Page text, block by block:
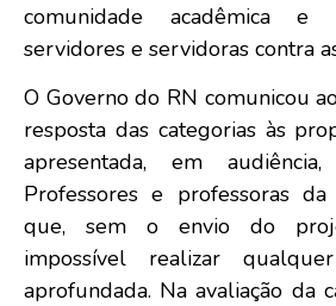
comunidade acadêmica e
servidores e servidoras contra
O Governo do RN comunicou
resposta das categorias às
apresentada, em
Professores e professoras
que, sem o envio do
impossível realizar
aprofundada. Na avaliação da